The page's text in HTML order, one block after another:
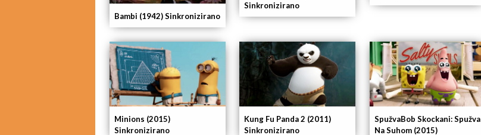
Bambi (1942) Sinkronizirano
SpužvaBob Skockani: Spužva
Na Suhom (2015)
Kung Fu Panda 2 (2011)
Sinkronizirano
Minions (2015)
Sinkronizirano
Sinkronizirano